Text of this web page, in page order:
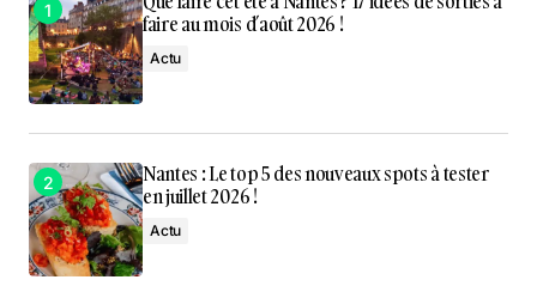
faire au mois d’août 2026 !
Actu
Nantes : Le top 5 des nouveaux spots à tester
en juillet 2026 !
Actu